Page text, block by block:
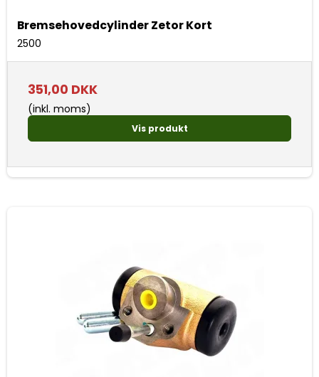
Bremsehovedcylinder Zetor Kort
2500
351,00 DKK
(inkl. moms)
Vis produkt